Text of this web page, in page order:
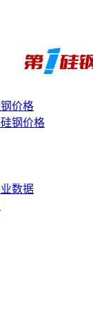
价格
钢价格
数据